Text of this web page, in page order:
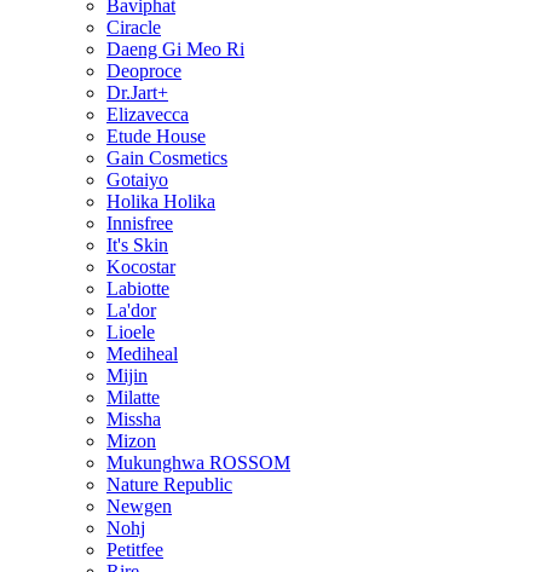
Baviphat
Ciracle
Daeng Gi Meo Ri
Deoproce
Dr.Jart+
Elizavecca
Etude House
Gain Cosmetics
Gotaiyo
Holika Holika
Innisfree
It's Skin
Kocostar
Labiotte
La'dor
Lioele
Mediheal
Mijin
Milatte
Missha
Mizon
Mukunghwa ROSSOM
Nature Republic
Newgen
Nohj
Petitfee